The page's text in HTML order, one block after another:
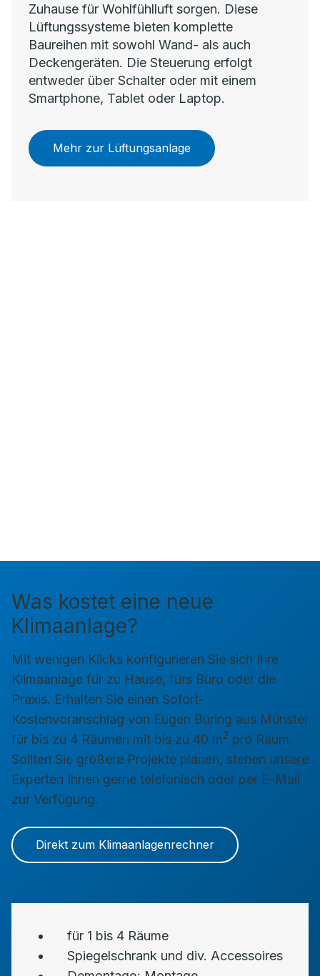
Zuhause für Wohlfühlluft sorgen. Diese
Lüftungssysteme bieten komplette
Baureihen mit sowohl Wand- als auch
Deckengeräten. Die Steuerung erfolgt
entweder über Schalter oder mit einem
Smartphone, Tablet oder Laptop.
Mehr zur Lüftungsanlage
Was kostet eine neue
Klimaanlage?
Mit wenigen Klicks konfigurieren Sie sich Ihre
Klimaanlage für zu Hause, fürs Büro oder die
Praxis. Erhalten Sie einen Sofort-
Kostenvoranschlag von Eugen Büring aus Münster
für bis zu 4 Räumen mit bis zu 40 m2 pro Raum.
Sollten Sie größere Projekte planen, stehen unsere
Experten Ihnen gerne telefonisch oder per E-Mail
zur Verfügung.
Direkt zum Klimaanlagenrechner
für 1 bis 4 Räume
Spiegelschrank und div. Accessoires